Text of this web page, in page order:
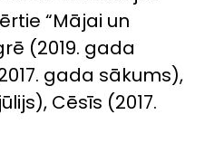
“Mājai un
(2019. gada
gada sākums),
Cēsīs (2017.